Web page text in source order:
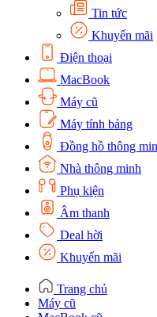
Tin tức
Khuyến mãi
Điện thoại
MacBook
Máy cũ
Máy tính bảng
Đồng hồ thông
Nhà thông minh
Phụ kiện
Âm thanh
Deal hời
Khuyến mãi
Trang chủ
Máy cũ